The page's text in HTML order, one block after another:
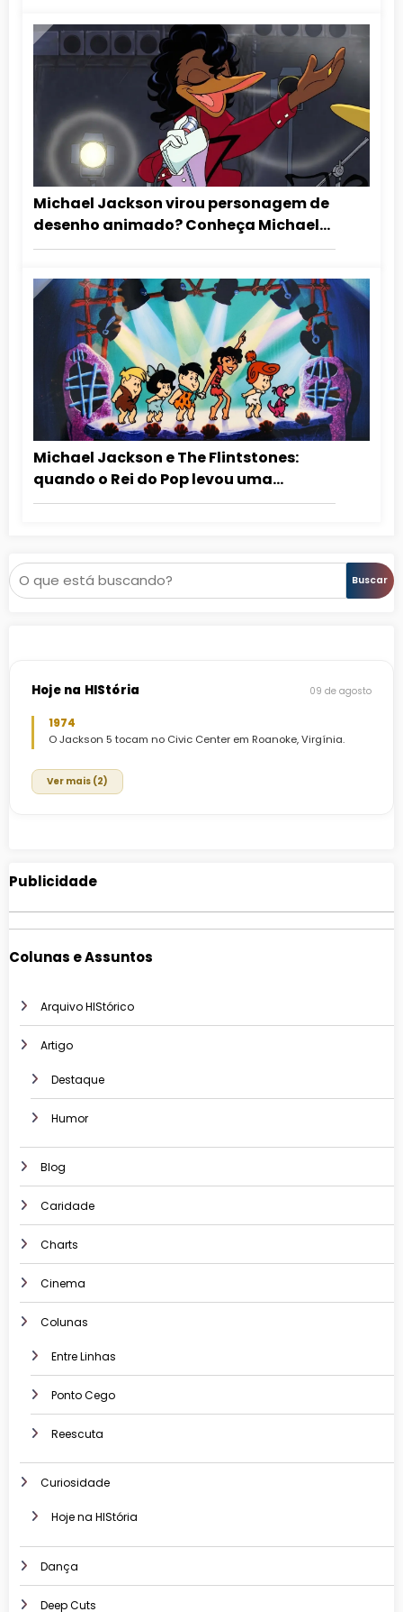
Michael Jackson virou personagem de
desenho animado? Conheça Michael
Duckson
Michael Jackson e The Flintstones:
quando o Rei do Pop levou uma
mensagem antidrogas para as
Pesquisar Buscar
Hoje na HIStória 09 de agosto
1974
O Jackson 5 tocam no Civic Center em Roanoke, Virgínia.
Ver mais (2)
Publicidade
Colunas e Assuntos
Arquivo HIStórico
Artigo
Destaque
Humor
Blog
Caridade
Charts
Cinema
Colunas
Entre Linhas
Ponto Cego
Reescuta
Curiosidade
Hoje na HIStória
Dança
Deep Cuts